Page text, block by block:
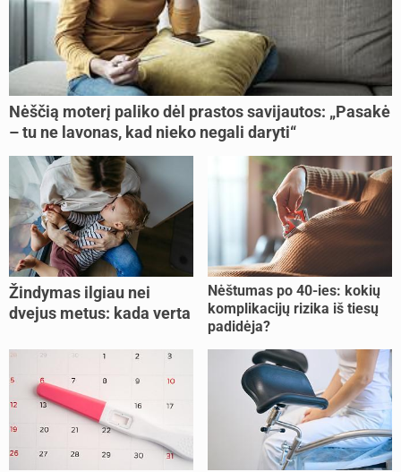
Nėščią moterį paliko dėl prastos savijautos: „Pasakė
– tu ne lavonas, kad nieko negali daryti“
Žindymas ilgiau nei
dvejus metus: kada verta
nujunkyti?
Nėštumas po 40-ies: kokių
komplikacijų rizika iš tiesų
padidėja?